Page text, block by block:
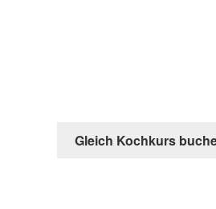
Gleich Kochkurs